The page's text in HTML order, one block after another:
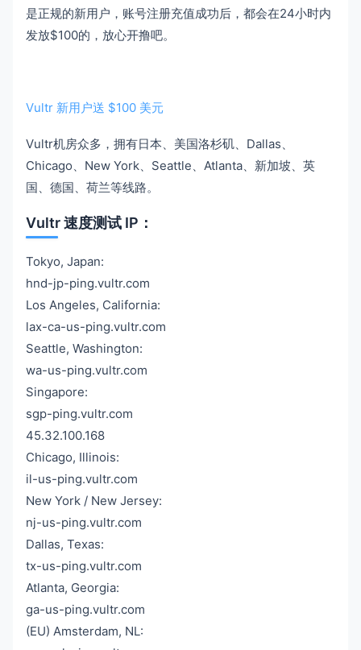
是正规的新用户，账号注册充值成功后，都会在24小时内
发放$100的，放心开撸吧。
Vultr 新用户送 $100 美元
Vultr机房众多，拥有日本、美国洛杉矶、Dallas、
Chicago、New York、Seattle、Atlanta、新加坡、英
国、德国、荷兰等线路。
Vultr 速度测试 IP：
Tokyo, Japan:
hnd-jp-ping.vultr.com
Los Angeles, California:
lax-ca-us-ping.vultr.com
Seattle, Washington:
wa-us-ping.vultr.com
Singapore:
sgp-ping.vultr.com
45.32.100.168
Chicago, Illinois:
il-us-ping.vultr.com
New York / New Jersey:
nj-us-ping.vultr.com
Dallas, Texas:
tx-us-ping.vultr.com
Atlanta, Georgia:
ga-us-ping.vultr.com
(EU) Amsterdam, NL: